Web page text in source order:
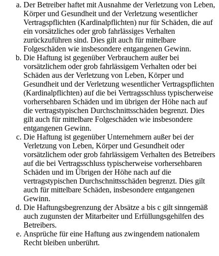
Der Betreiber haftet mit Ausnahme der Verletzung von Leben,
Körper und Gesundheit und der Verletzung wesentlicher
Vertragspflichten (Kardinalpflichten) nur für Schäden, die auf
ein vorsätzliches oder grob fahrlässiges Verhalten
zurückzuführen sind. Dies gilt auch für mittelbare
Folgeschäden wie insbesondere entgangenen Gewinn.
Die Haftung ist gegenüber Verbrauchern außer bei
vorsätzlichem oder grob fahrlässigem Verhalten oder bei
Schäden aus der Verletzung von Leben, Körper und
Gesundheit und der Verletzung wesentlicher Vertragspflichten
(Kardinalpflichten) auf die bei Vertragsschluss typischerweise
vorhersehbaren Schäden und im übrigen der Höhe nach auf
die vertragstypischen Durchschnittsschäden begrenzt. Dies
gilt auch für mittelbare Folgeschäden wie insbesondere
entgangenen Gewinn.
Die Haftung ist gegenüber Unternehmern außer bei der
Verletzung von Leben, Körper und Gesundheit oder
vorsätzlichem oder grob fahrlässigem Verhalten des Betreibers
auf die bei Vertragsschluss typischerweise vorhersehbaren
Schäden und im Übrigen der Höhe nach auf die
vertragstypischen Durchschnittsschäden begrenzt. Dies gilt
auch für mittelbare Schäden, insbesondere entgangenen
Gewinn.
Die Haftungsbegrenzung der Absätze a bis c gilt sinngemäß
auch zugunsten der Mitarbeiter und Erfüllungsgehilfen des
Betreibers.
Ansprüche für eine Haftung aus zwingendem nationalem
Recht bleiben unberührt.